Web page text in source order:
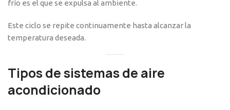
frío es el que se expulsa al ambiente.
Este ciclo se repite continuamente hasta alcanzar la
temperatura deseada.
Tipos de sistemas de aire
acondicionado